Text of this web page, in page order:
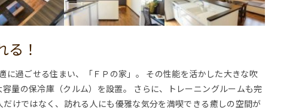
！
過ごせる住まい、「ＦＰの家」。 その性能を活かした大きな吹
量の保冷庫（クルム）を設置。 さらに、トレーニングルームも完
けではなく、訪れる人にも優雅な気分を満喫できる癒しの空間が